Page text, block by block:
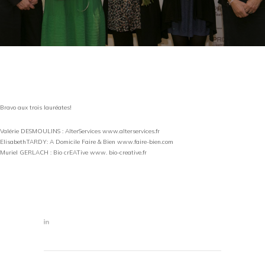
Bravo aux trois lauréates!
Valérie DESMOULINS : AlterServices www.alterservices.fr
ElisabethTARDY: A Domicile Faire & Bien www.faire-bien.com
Muriel GERLACH : Bio crEATive www. bio-creative.fr